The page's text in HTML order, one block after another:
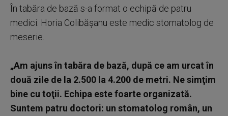
În tabăra de bază s-a format o echipă de patru
medici. Horia Colibăşanu este medic stomatolog de
meserie.
„Am ajuns în tabăra de bază, după ce am urcat în
două zile de la 2.500 la 4.200 de metri. Ne simţim
bine cu toţii. Echipa este foarte organizată.
Suntem patru doctori: un stomatolog român, un